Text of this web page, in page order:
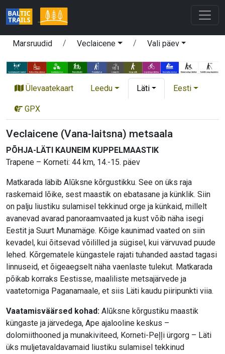
Marsruudid Veclaicene Vali päev
Ülevaatekaart Leedu Läti Eesti
GPX
Veclaicene (Vana-laitsna) metsaala
PÕHJA-LÄTI KAUNEIM KUPPELMAASTIK
Trapene – Korneti: 44 km, 14.-15. päev
Matkarada läbib Alūksne kõrgustikku. See on üks raja
raskemaid lõike, sest maastik on ebatasane ja künklik. Siin
on palju liustiku sulamisel tekkinud orge ja künkaid, millelt
avanevad avarad panoraamvaated ja kust võib näha isegi
Eestit ja Suurt Munamäge. Kõige kaunimad vaated on siin
kevadel, kui õitsevad võililled ja sügisel, kui värvuvad puude
lehed. Kõrgematele küngastele rajati tuhanded aastad tagasi
linnuseid, et õigeaegselt näha vaenlaste tulekut. Matkarada
põikab korraks Eestisse, maaliliste metsajärvede ja
vaatetorniga Paganamaale, et siis Läti kaudu piiripunkti viia.
Vaatamisväärsed kohad: Alūksne kõrgustiku maastik
küngaste ja järvedega, Ape ajalooline keskus –
dolomiithooned ja munakiviteed, Korneti-Peļļi ürgorg – Läti
üks muljetavaldavamaid liustiku sulamisel tekkinud